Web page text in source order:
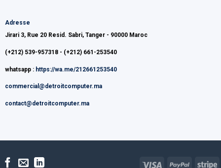
Adresse
Jirari 3, Rue 20 Resid. Sabri, Tanger - 90000 Maroc
(+212) 539-957318 - (+212) 661-253540
whatsapp : https://wa.me/212661253540
commercial@detroitcomputer.ma
contact@detroitcomputer.ma
Visa PayPal